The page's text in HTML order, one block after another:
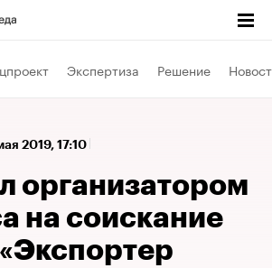
Экспертиза Решение
2019, 17:10
организатором
на соискание